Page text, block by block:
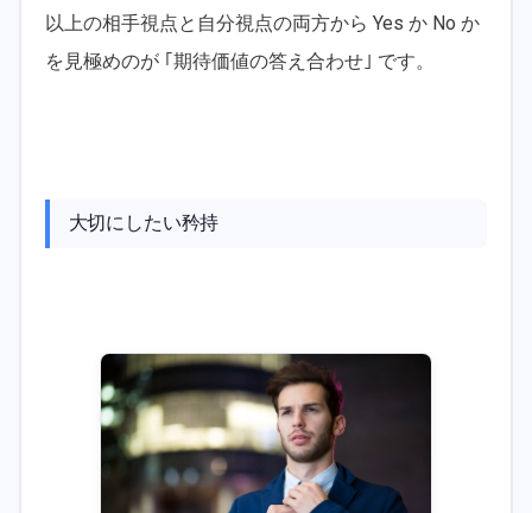
以上の相手視点と自分視点の両方から Yes か No か
を見極めのが ｢期待価値の答え合わせ｣ です。
大切にしたい矜持